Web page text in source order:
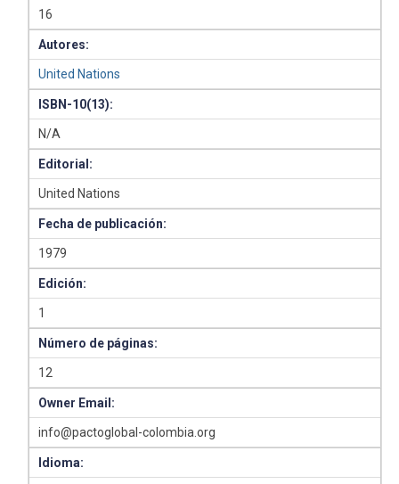
16
Autores:
United Nations
ISBN-10(13):
N/A
Editorial:
United Nations
Fecha de publicación:
1979
Edición:
1
Número de páginas:
12
Owner Email:
info@pactoglobal-colombia.org
Idioma: